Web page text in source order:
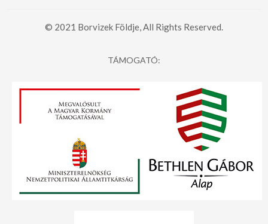
© 2021 Borvizek Földje, All Rights Reserved.
TÁMOGATÓ: